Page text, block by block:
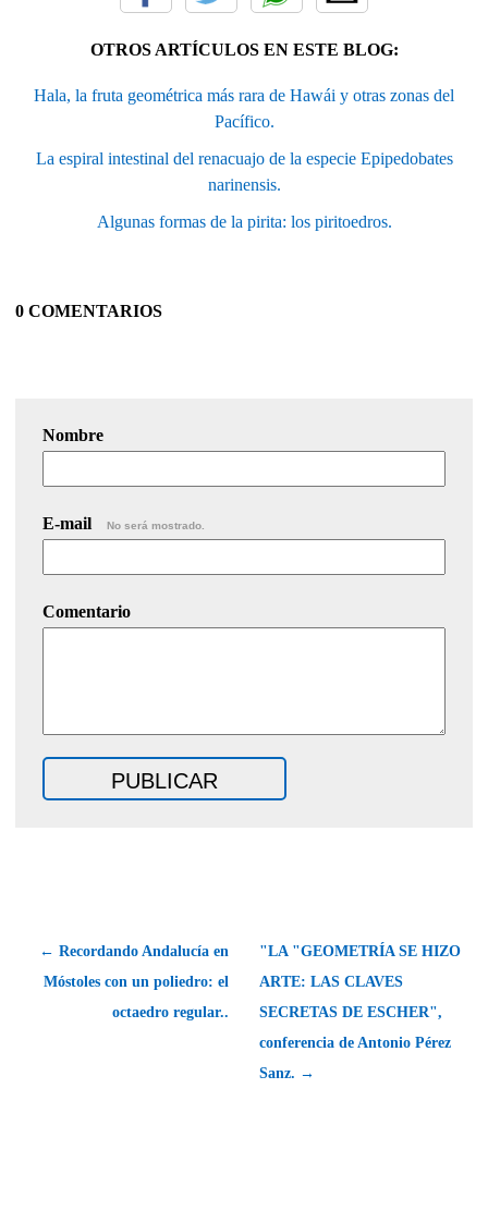
OTROS ARTÍCULOS EN ESTE BLOG:
Hala, la fruta geométrica más rara de Hawái y otras zonas del
Pacífico.
La espiral intestinal del renacuajo de la especie Epipedobates
narinensis.
Algunas formas de la pirita: los piritoedros.
0 COMENTARIOS
Nombre
E-mail No será mostrado.
Comentario
← Recordando Andalucía en
Móstoles con un poliedro: el
octaedro regular..
"LA "GEOMETRÍA SE HIZO
ARTE: LAS CLAVES
SECRETAS DE ESCHER",
conferencia de Antonio Pérez
Sanz. →